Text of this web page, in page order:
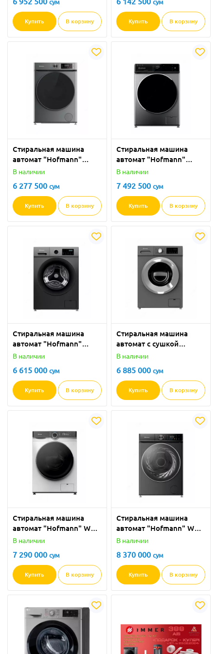
сум
Купить В корзину
сум
Купить В корзину
Стиральная машина
автомат "Hofmann"
WМ814TBGS/HF (Серая)
В наличии
6 277 500 сум
Купить В корзину
Стиральная машина
автомат "Hofmann"
WМ914SDG/HF (Серая) 9
В наличии
7 492 500 сум
Купить В корзину
Стиральная машина
автомат "Hofmann"
WМ1012SDDG/HF
В наличии
6 615 000 сум
Купить В корзину
Стиральная машина
автомат с сушкой
"Hofmann" WM-
10 кг
В наличии
6 885 000 сум
Купить В корзину
Стиральная машина
автомат "Hofmann" WM-
1015WH/HF (Серая) 10
В наличии
7 290 000 сум
Купить В корзину
Стиральная машина
автомат "Hofmann" WM-
1014TDGG/HF (Серая) 10
В наличии
8 370 000 сум
Купить В корзину